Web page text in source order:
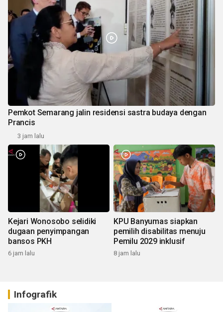
Pemkot Semarang jalin residensi sastra budaya dengan
Prancis
3 jam lalu
Kejari Wonosobo selidiki
dugaan penyimpangan
bansos PKH
6 jam lalu
KPU Banyumas siapkan
pemilih disabilitas menuju
Pemilu 2029 inklusif
8 jam lalu
Infografik